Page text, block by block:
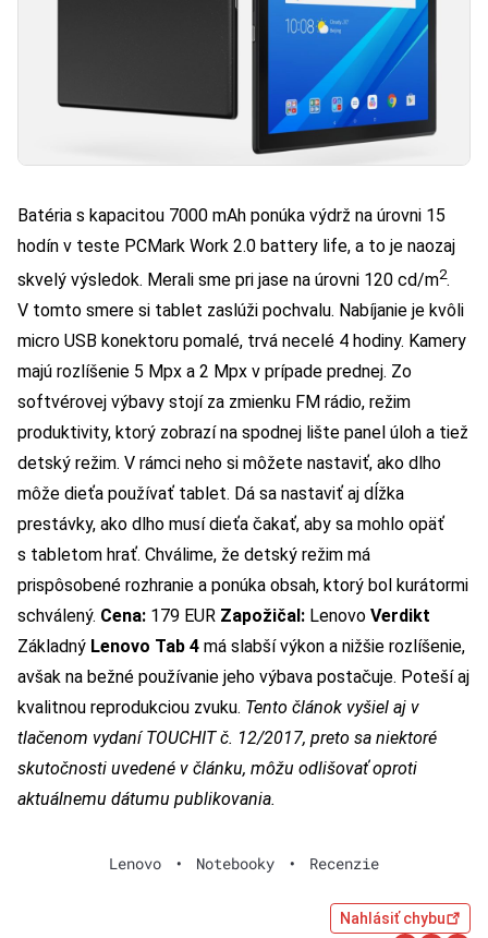
Batéria s kapacitou 7000 mAh ponúka výdrž na úrovni 15
hodín v teste PCMark Work 2.0 battery life, a to je naozaj
skvelý výsledok. Merali sme pri jase na úrovni 120 cd/m2.
V tomto smere si tablet zaslúži pochvalu. Nabíjanie je kvôli
micro USB konektoru pomalé, trvá necelé 4 hodiny. Kamery
majú rozlíšenie 5 Mpx a 2 Mpx v prípade prednej. Zo
softvérovej výbavy stojí za zmienku FM rádio, režim
produktivity, ktorý zobrazí na spodnej lište panel úloh a tiež
detský režim. V rámci neho si môžete nastaviť, ako dlho
môže dieťa používať tablet. Dá sa nastaviť aj dĺžka
prestávky, ako dlho musí dieťa čakať, aby sa mohlo opäť
s tabletom hrať. Chválime, že detský režim má
prispôsobené rozhranie a ponúka obsah, ktorý bol kurátormi
schválený. Cena: 179 EUR Zapožičal: Lenovo Verdikt
Základný Lenovo Tab 4 má slabší výkon a nižšie rozlíšenie,
avšak na bežné používanie jeho výbava postačuje. Poteší aj
kvalitnou reprodukciou zvuku. Tento článok vyšiel aj v
tlačenom vydaní TOUCHIT č. 12/2017, preto sa niektoré
skutočnosti uvedené v článku, môžu odlišovať oproti
aktuálnemu dátumu publikovania.
Lenovo • Notebooky • Recenzie
Nahlásiť chybu